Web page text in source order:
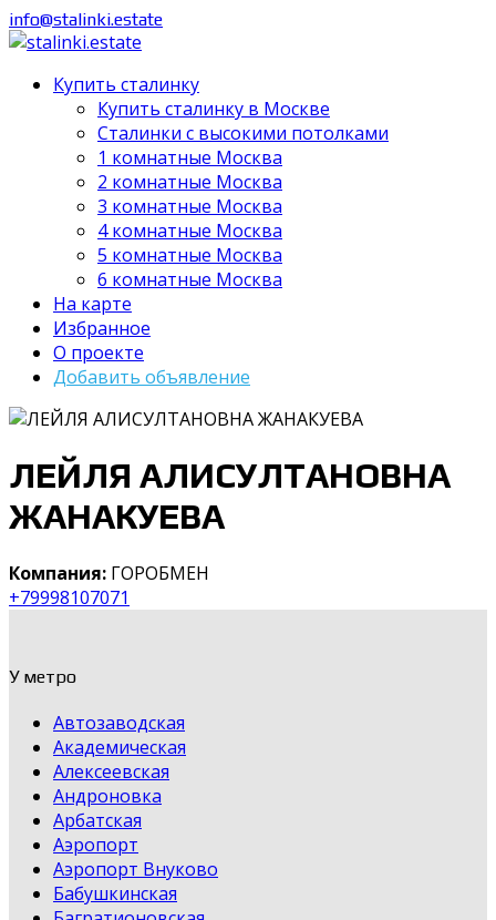
info@stalinki.estate
Купить сталинку
Купить сталинку в Москве
Cталинки с высокими потолками
1 комнатные Москва
2 комнатные Москва
3 комнатные Москва
4 комнатные Москва
5 комнатные Москва
6 комнатные Москва
На карте
Избранное
О проекте
Добавить объявление
ЛЕЙЛЯ АЛИСУЛТАНОВНА
ЖАНАКУЕВА
Компания: ГОРОБМЕН
+79998107071
У метро
Автозаводская
Академическая
Алексеевская
Андроновка
Арбатская
Аэропорт
Аэропорт Внуково
Бабушкинская